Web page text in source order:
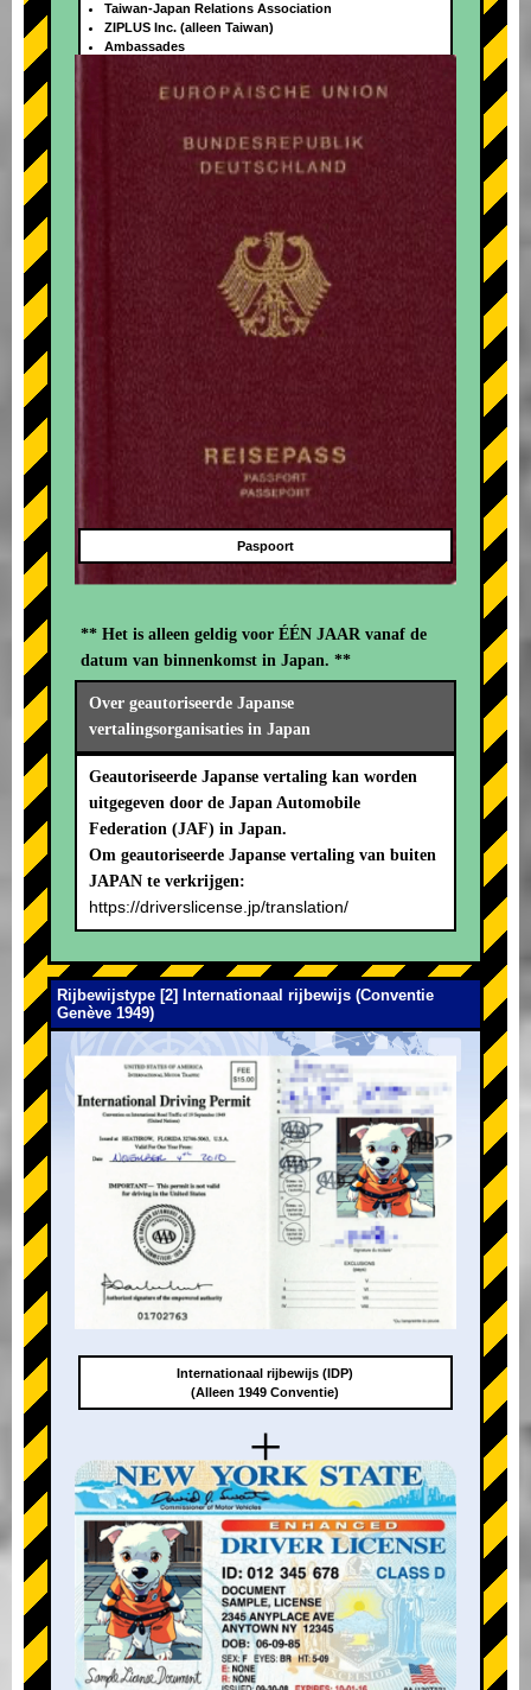
+
Taiwan-Japan Relations Association
ZIPLUS Inc. (alleen Taiwan)
Ambassades
Paspoort
** Het is alleen geldig voor ÉÉN JAAR vanaf de
datum van binnenkomst in Japan. **
Over geautoriseerde Japanse
vertalingsorganisaties in Japan
Geautoriseerde Japanse vertaling kan worden
uitgegeven door de Japan Automobile
Federation (JAF) in Japan.
Om geautoriseerde Japanse vertaling van buiten
JAPAN te verkrijgen:
https://driverslicense.jp/translation/
Rijbewijstype [2] Internationaal rijbewijs (Conventie
Genève 1949)
+
Internationaal rijbewijs (IDP)
(Alleen 1949 Conventie)